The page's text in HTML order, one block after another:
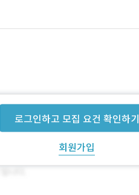
로그인하고 모집 요건 확인하기
회원가입